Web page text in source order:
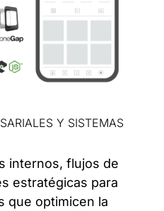
Y SISTEMAS
internos, flujos de
estratégicas para
que optimicen la